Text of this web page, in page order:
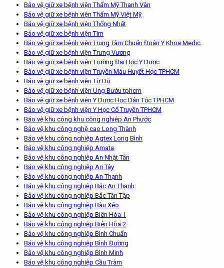
Bảo vệ giữ xe bệnh viện Thẩm Mỹ Thanh Vân
Bảo vệ giữ xe bệnh viện Thẩm Mỹ Việt Mỹ
Bảo vệ giữ xe bệnh viện Thống Nhất
Bảo vệ giữ xe bệnh viện Tim
Bảo vệ giữ xe bệnh viện Trung Tâm Chuẩn Đoán Y Khoa Medic
Bảo vệ giữ xe bệnh viện Trưng Vương
Bảo vệ giữ xe bệnh viện Trường Đại Học Y Dược
Bảo vệ giữ xe bệnh viện Truyền Máu Huyết Học TPHCM
Bảo vệ giữ xe bệnh viện Từ Dũ
Bảo vệ giữ xe bệnh viện Ung Bướu tphcm
Bảo vệ giữ xe bệnh viện Y Dược Học Dân Tộc TPHCM
Bảo vệ giữ xe bệnh viện Y Học Cổ Truyền TPHCM
Bảo vệ khu công khu công nghiệp An Phước
Bảo vệ khu công nghệ cao Long Thành
Bảo vệ khu công nghiệp Agtex Long Bình
Bảo vệ khu công nghiệp Amata
Bảo vệ khu công nghiệp An Nhật Tân
Bảo vệ khu công nghiệp An Tây
Bảo vệ khu công nghiệp An Thạnh
Bảo vệ khu công nghiệp Bắc An Thạnh
Bảo vệ khu công nghiệp Bắc Tân Tập
Bảo vệ khu công nghiệp Bàu Xéo
Bảo vệ khu công nghiệp Biên Hòa 1
Bảo vệ khu công nghiệp Biên Hòa 2
Bảo vệ khu công nghiệp Bình Chuẩn
Bảo vệ khu công nghiệp Bình Đường
Bảo vệ khu công nghiệp Bình Minh
Bảo vệ khu công nghiệp Cầu Tràm